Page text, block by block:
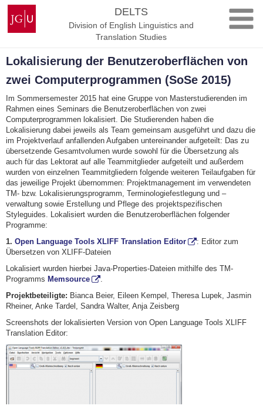
Skip
content
Johannes
Gutenberg
University
DELTS
Division of English Linguistics and
Translation Studies
Lokalisierung der Benutzeroberflächen von
zwei Computerprogrammen (SoSe 2015)
Im Sommersemester 2015 hat eine Gruppe von Masterstudierenden im
Rahmen eines Seminars die Benutzeroberflächen von zwei
Computerprogrammen lokalisiert. Die Studierenden haben die
Lokalisierung dabei jeweils als Team gemeinsam ausgeführt und dazu die
im Projektverlauf anfallenden Aufgaben untereinander aufgeteilt: Das zu
übersetzende Gesamtvolumen wurde sowohl für die Übersetzung als
auch für das Lektorat auf alle Teammitglieder aufgeteilt und außerdem
wurden von einzelnen Teammitgliedern folgende weiteren Teilaufgaben für
das jeweilige Projekt übernommen: Projektmanagement im verwendeten
TM- bzw. Lokalisierungsprogramm, Terminologiefestlegung und –
verwaltung sowie Erstellung und Pflege des projektspezifischen
Styleguides. Lokalisiert wurden die Benutzeroberflächen folgender
Programme:
1. Open Language Tools XLIFF Translation Editor
: Editor zum
Übersetzen von XLIFF-Dateien
Lokalisiert wurden hierbei Java-Properties-Dateien mithilfe des TM-
Programms Memsource
.
Projektbeteiligte: Bianca Beier, Eileen Kempel, Theresa Lupek, Jasmin
Rheiner, Anke Tardel, Sandra Walter, Anja Zeisberg
Screenshots der lokalisierten Version von Open Language Tools XLIFF
Translation Editor: